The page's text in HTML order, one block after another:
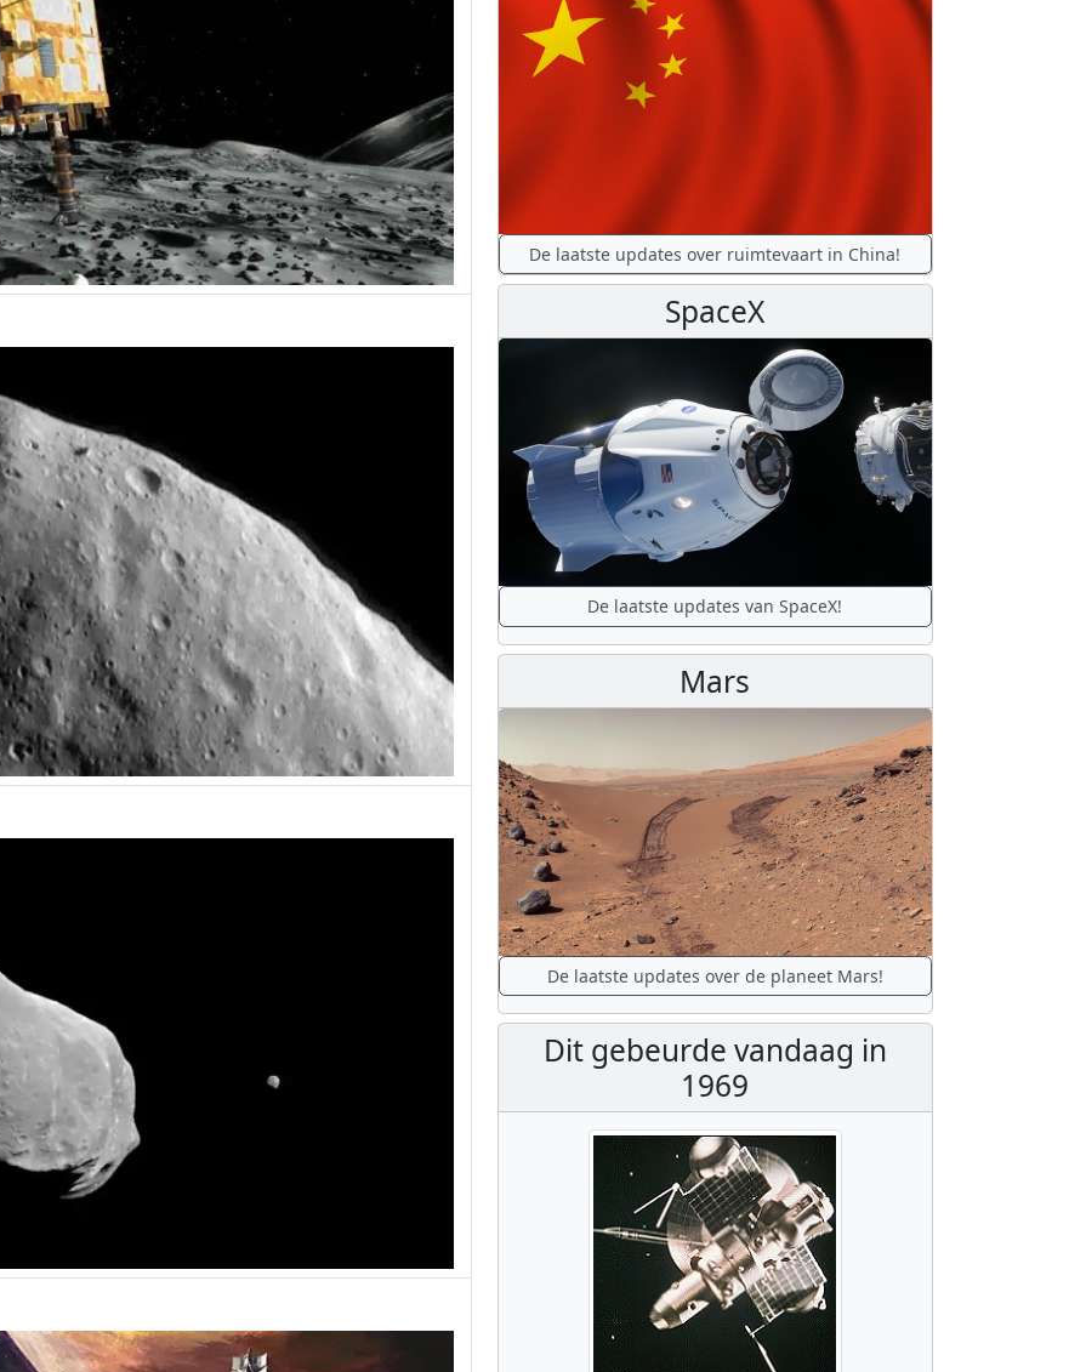
De laatste updates over ruimtevaart in China!
SpaceX
De laatste updates van SpaceX!
Mars
De laatste updates over de planeet Mars!
Dit gebeurde vandaag in
1969